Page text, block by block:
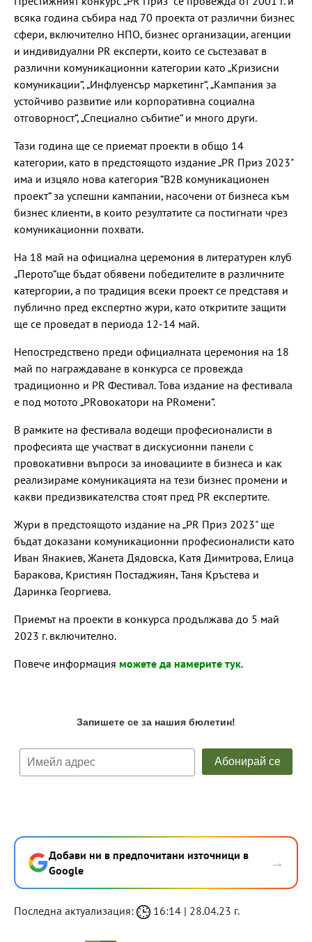
всяка година събира над 70 проекта от различни бизнес
сфери, включително НПО, бизнес организации, агенции
и индивидуални PR експерти, които се състезават в
различни комуникационни категории като „Кризисни
комуникации“, „Инфлуенсър маркетинг“, „Кампания за
устойчиво развитие или корпоративна социална
отговорност“, „Специално събитие“ и много други.
Тази година ще се приемат проекти в общо 14
категории, като в предстоящото издание „PR Приз 2023"
има и изцяло нова категория “B2B комуникационен
проект“ за успешни кампании, насочени от бизнеса към
бизнес клиенти, в които резултатите са постигнати чрез
комуникационни похвати.
На 18 май на официална церемония в литературен клуб
„Перото“ще бъдат обявени победителите в различните
катергории, а по традиция всеки проект се представя и
публично пред експертно жури, като откритите защити
ще се проведат в периода 12-14 май.
Непостредствено преди официалната церемония на 18
май по награждаване в конкурса се провежда
традиционно и PR Фестивал. Това издание на фестивала
е под мотото „PRовокатори на PRомени“.
В рамките на фестивала водещи професионалисти в
професията ще участват в дискусионни панели с
провокативни въпроси за иновациите в бизнеса и как
реализираме комуникацията на тези бизнес промени и
какви предизвикателства стоят пред PR експертите.
Жури в предстоящото издание на „PR Приз 2023" ще
бъдат доказани комуникационни професионалисти като
Иван Янакиев, Жанета Дядовска, Катя Димитрова, Елица
Баракова, Кристиян Постаджиян, Таня Кръстева и
Даринка Георгиева.
Приемът на проекти в конкурса продължава до 5 май
2023 г. включително.
Повече информация можете да намерите тук.
Добави ни в предпочитани източници в
Google
→
Последна актуализация: 16:14 | 28.04.23 г.